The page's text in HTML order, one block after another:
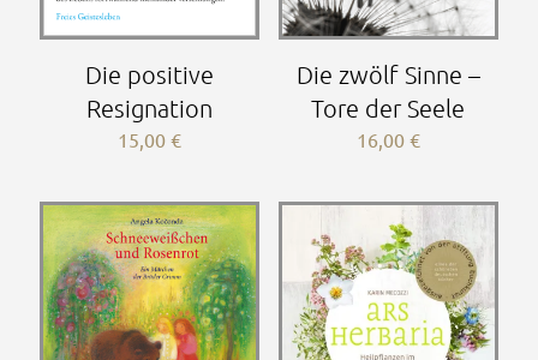
Die positive
Resignation
15,00€
Die zwölf Sinne –
Tore der Seele
16,00 €